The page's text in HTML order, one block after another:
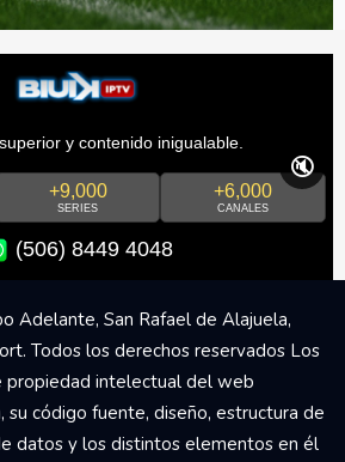
y contenido inigualable.
+9,000
SERIES
+6,000
CANALES
(506) 8449 4048
🔇
Adelante, San Rafael de Alajuela,
Todos los derechos reservados Los
propiedad intelectual del web
su código fuente, diseño, estructura de
datos y los distintos elementos en él